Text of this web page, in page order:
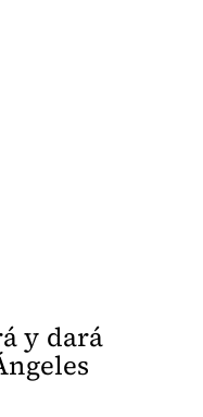
y dará